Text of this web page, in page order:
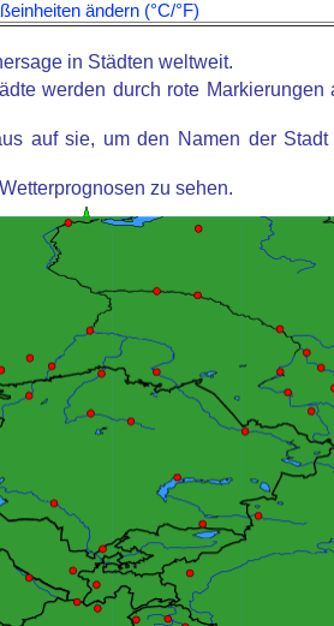
ändern (°C/°F)
in Städten weltweit.
werden durch rote Markierungen
auf sie, um den Namen der Stadt
zu sehen.